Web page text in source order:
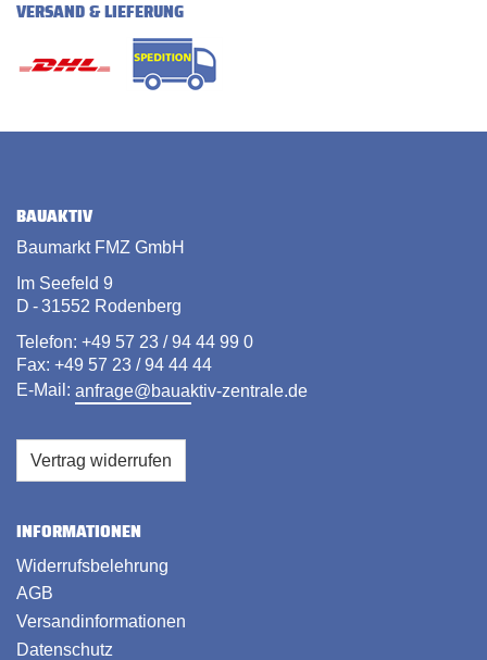
VERSAND & LIEFERUNG
BAUAKTIV
Baumarkt FMZ GmbH
Im Seefeld 9
D - 31552 Rodenberg
Telefon: +49 57 23 / 94 44 99 0
Fax: +49 57 23 / 94 44 44
E-Mail: anfrage@bauaktiv-zentrale.de
Vertrag widerrufen
INFORMATIONEN
Widerrufsbelehrung
AGB
Versandinformationen
Datenschutz